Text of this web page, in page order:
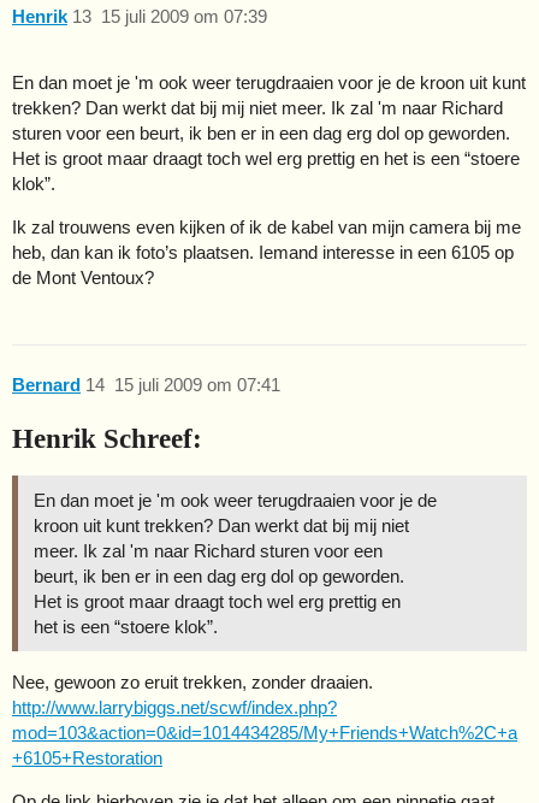
Henrik 15 juli 2009 om 07:39
13
En dan moet je 'm ook weer terugdraaien voor je de kroon uit kunt
trekken? Dan werkt dat bij mij niet meer. Ik zal 'm naar Richard
sturen voor een beurt, ik ben er in een dag erg dol op geworden.
Het is groot maar draagt toch wel erg prettig en het is een “stoere
klok”.
Ik zal trouwens even kijken of ik de kabel van mijn camera bij me
heb, dan kan ik foto’s plaatsen. Iemand interesse in een 6105 op
de Mont Ventoux?
Bernard 15 juli 2009 om 07:41
14
Henrik Schreef:
En dan moet je 'm ook weer terugdraaien voor je de
kroon uit kunt trekken? Dan werkt dat bij mij niet
meer. Ik zal 'm naar Richard sturen voor een
beurt, ik ben er in een dag erg dol op geworden.
Het is groot maar draagt toch wel erg prettig en
het is een “stoere klok”.
Nee, gewoon zo eruit trekken, zonder draaien.
http://www.larrybiggs.net/scwf/index.php?
mod=103&action=0&id=1014434285/My+Friends+Watch%2C+a
+6105+Restoration